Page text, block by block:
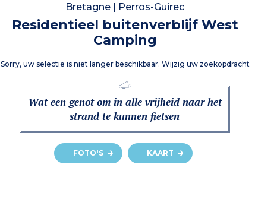
Bretagne | Perros-Guirec
Residentieel buitenverblijf West
Camping
Sorry, uw selectie is niet langer beschikbaar. Wijzig uw zoekopdracht
Wat een genot om in alle vrijheid naar het
strand te kunnen fietsen
FOTO'S KAART